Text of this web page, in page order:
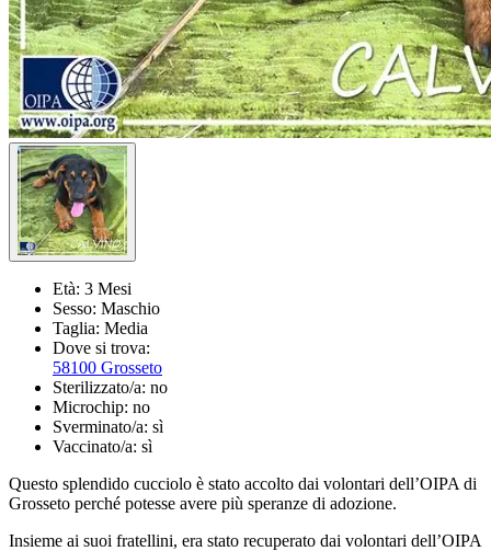
Età: 3 Mesi
Sesso: Maschio
Taglia: Media
Dove si trova:
58100 Grosseto
Sterilizzato/a: no
Microchip: no
Sverminato/a: sì
Vaccinato/a: sì
Questo splendido cucciolo è stato accolto dai volontari dell’OIPA di
Grosseto perché potesse avere più speranze di adozione.
Insieme ai suoi fratellini, era stato recuperato dai volontari dell’OIPA